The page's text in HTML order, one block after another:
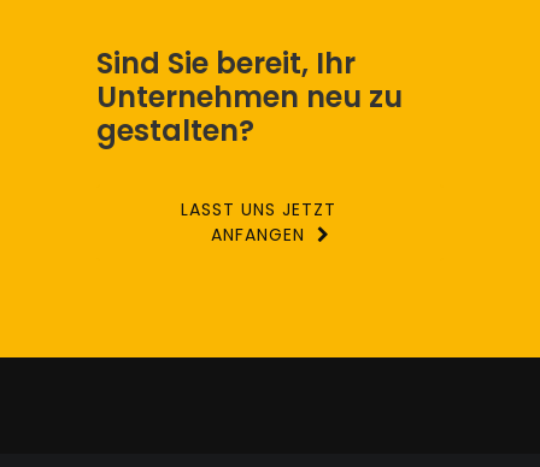
Sind Sie bereit, Ihr
Unternehmen neu zu
gestalten?
LASST UNS JETZT
ANFANGEN